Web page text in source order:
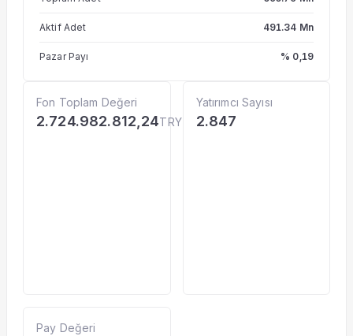
Aktif Adet 491.34 Mn
Pazar Payı % 0,19
Fon Toplam Değeri
2.724.982.812,24TRY
Yatırımcı Sayısı
2.847
Pay Değeri